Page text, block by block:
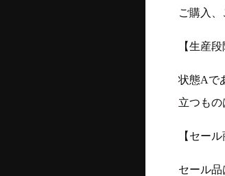
ご購入
【生産
状態Aで
立つもの
【セー
セール